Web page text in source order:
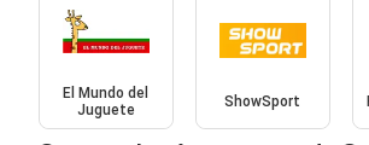
El Mundo del
Juguete
ShowSport